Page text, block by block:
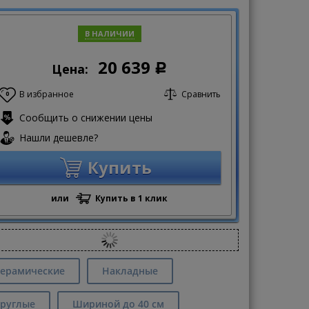
В НАЛИЧИИ
Цена: 20 639 Р
0 В избранное Сравнить
Сообщить о снижении цены
Нашли дешевле?
Купить
или Купить в 1 клик
Накладные
Шириной до 40 см